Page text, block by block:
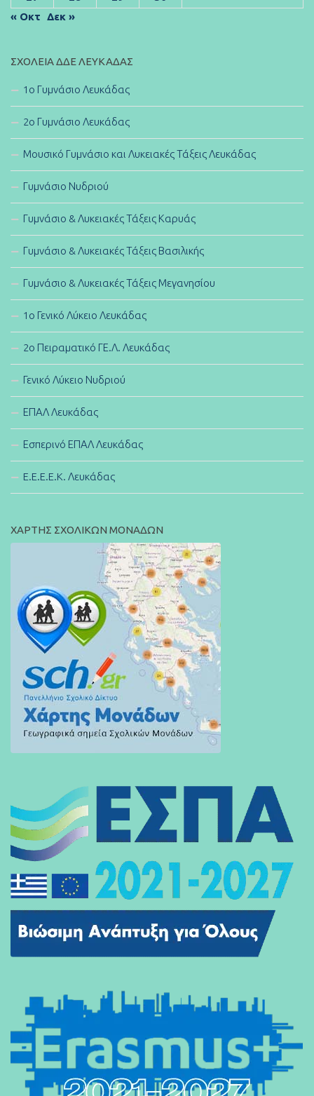
« Οκτ Δεκ »
ΣΧΟΛΕΊΑ ΔΔΕ ΛΕΥΚΆΔΑΣ
1ο Γυμνάσιο Λευκάδας
2ο Γυμνάσιο Λευκάδας
Μουσικό Γυμνάσιο και Λυκειακές Τάξεις Λευκάδας
Γυμνάσιο Νυδριού
Γυμνάσιο & Λυκειακές Τάξεις Καρυάς
Γυμνάσιο & Λυκειακές Τάξεις Βασιλικής
Γυμνάσιο & Λυκειακές Τάξεις Μεγανησίου
1ο Γενικό Λύκειο Λευκάδας
2ο Πειραματικό ΓΕ.Λ. Λευκάδας
Γενικό Λύκειο Νυδριού
ΕΠΑΛ Λευκάδας
Εσπερινό ΕΠΑΛ Λευκάδας
E.E.E.E.K. Λευκάδας
ΧΑΡΤΗΣ ΣΧΟΛΙΚΩΝ ΜΟΝΑΔΩΝ